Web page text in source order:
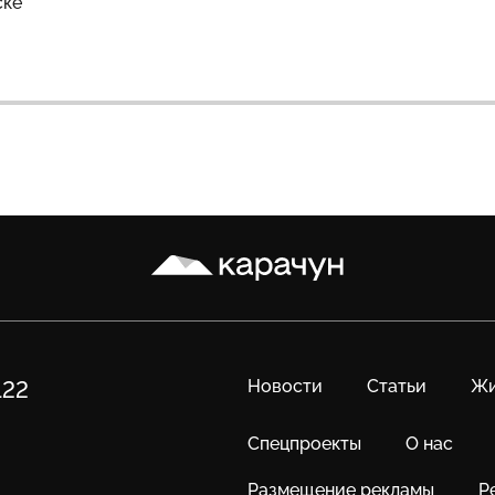
Карачун
Новости Статьи
Спецпроекты О нас
Размещение рекламы